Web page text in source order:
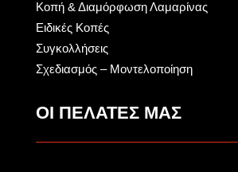
Κοπή & Διαμόρφωση Λαμαρίνας
Ειδικές Κοπές
Συγκολλήσεις
Σχεδιασμός – Μοντελοποίηση
ΟΙ ΠΕΛΑΤΕΣ ΜΑΣ